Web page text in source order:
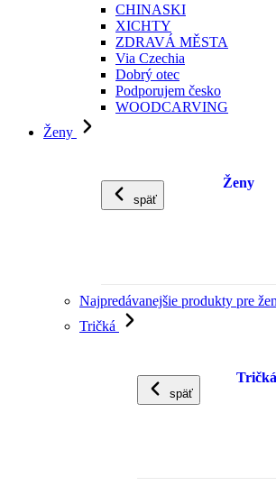
CHINASKI
XICHTY
ZDRAVÁ MĚSTA
Via Czechia
Dobrý otec
Podporujem česko
WOODCARVING
Ženy
späť
Ženy
Najpredávanejšie produkty pre
Tričká
späť
Tričká